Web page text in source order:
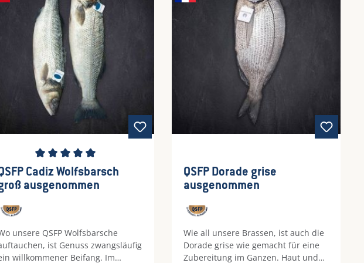
landen Sie mit Ihrer Entscheidung
stets einen Volltreffer am Gaumen.
5 Sternen Bewertung von 5 von 5 Sternen
Cadiz Wolfsbarsch
ausgenommen
unsere QSFP Wolfsbarsche
ist Genuss zwangsläufig
willkommener Beifang. Im
QSFP Dorade grise
ausgenommen
Wie all unsere Brassen, ist auch die
Dorade grise wie gemacht für eine
Zubereitung im Ganzen. Haut und